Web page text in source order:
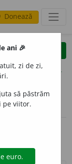
Donează
clear
opțiuni
ani 🎉
zi de zi,
să păstrăm
pe viitor.